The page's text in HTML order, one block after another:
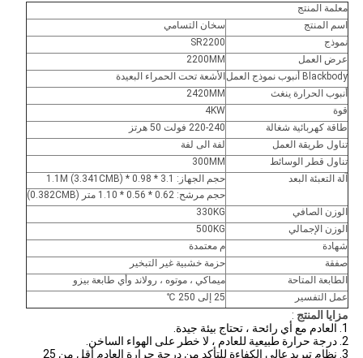
معلمة المنتج
اسم المنتج
سخان التسامي
نموذج
SR2200
عرض العمل
2200MM
Blackbody أنبوب نموذج العمل
الأشعة تحت الحمراء البعيدة
أنبوب الحرارة ينغث
2420MM
قوة
4KW
طاقة كهربائية شغالة
220-240 فولت 50 هرتز
تناول طريقة العمل
لفة الى لفة
تناول قطر الوسائط
300MM
آلة التعبئة البعد
حجم الجهاز: 3.1 * 0.98 * 1.1M (3.341CMB)
حجم مرشح: 0.62 * 0.56 * 1.10 متر (0.382CMB)
الوزن الصافي
330KG
الوزن الإجمالي
500KG
شهادة
م معتمدة
صفقة
حزمة خشبية غير التبخير
الطابعة المتاحة
ميماكي ، موتوه ، رولاند وأي طابعة بيزو
عمل التفسير
25 إلى 250 ℃
مزايا المنتج :
1. العادم مع أي رائحة ، تحتاج بيئة جيدة.
2. درجة حرارة طبيعية للعادم ، لا خطر على الهواء الساخن.
3. نظام تبريد عالي الكفاءة للتأكد من درجة حرارة العادم أقل من 25